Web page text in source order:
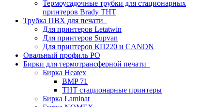
Термоусадочные трубки для стационарных
принтеров Brady THT
Трубка ПВХ для печати
Для принтеров Letatwin
Для принтеров Supvan
Для принтеров КП220 и CANON
Овальный профиль PO
Бирки для термотрансферной печати
Бирка Heatex
BMP 71
THT стационарные принтеры
Бирка Laminat